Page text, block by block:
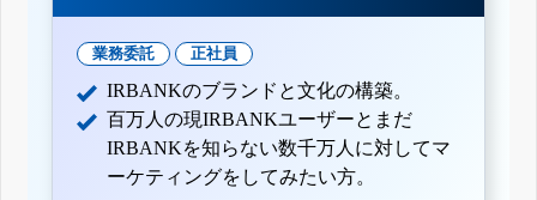
業務委託 正社員
IRBANKのブランドと文化の構築。
百万人の現IRBANKユーザーとまだ
IRBANKを知らない数千万人に対してマ
ーケティングをしてみたい方。